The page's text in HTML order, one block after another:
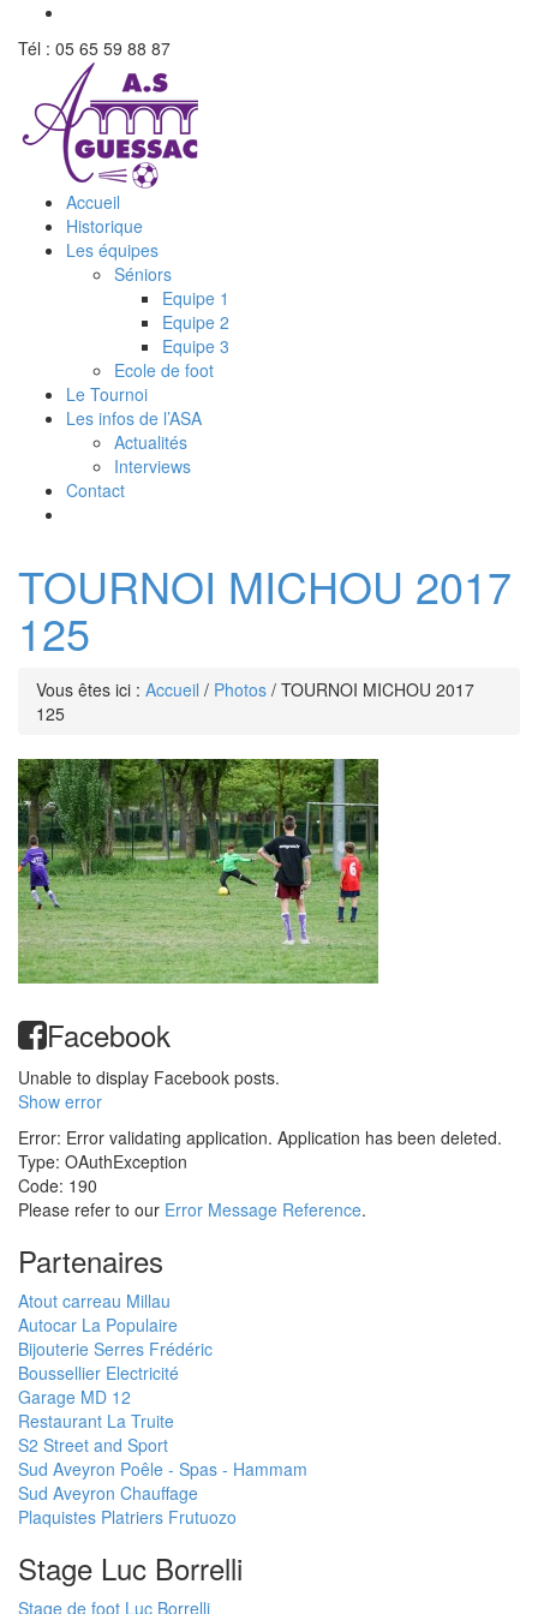
Tél : 05 65 59 88 87
Accueil
Historique
Les équipes
Séniors
Equipe 1
Equipe 2
Equipe 3
Ecole de foot
Le Tournoi
Les infos de l’ASA
Actualités
Interviews
Contact
TOURNOI MICHOU 2017
125
Vous êtes ici : Accueil / Photos / TOURNOI MICHOU 2017
125
Facebook
Unable to display Facebook posts.
Show error
Error: Error validating application. Application has been deleted.
Type: OAuthException
Code: 190
Please refer to our Error Message Reference.
Partenaires
Atout carreau Millau
Autocar La Populaire
Bijouterie Serres Frédéric
Boussellier Electricité
Garage MD 12
Restaurant La Truite
S2 Street and Sport
Sud Aveyron Poêle - Spas - Hammam
Sud Aveyron Chauffage
Plaquistes Platriers Frutuozo
Stage Luc Borrelli
Stage de foot Luc Borrelli